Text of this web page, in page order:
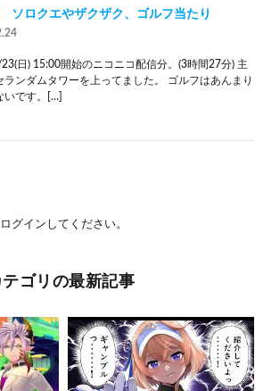
ソロクエやザクザク、ゴルフ当たり
日) 15:00開始のニコニコ配信分。(3時間27分) 主
ランダムタワーを上ってました。 ゴルフはあんまり
いです。[…]
ログイン してください。
テゴリの最新記事